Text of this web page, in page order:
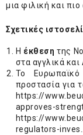
μια φιλική και
Σχετικές
H έκθεση της
στα αγγλικά και
Το Ευρωπαϊκό
προστασία για
https://
approves-
https://
regulators-